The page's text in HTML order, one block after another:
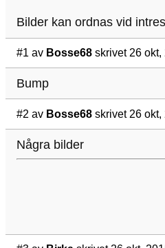
Bilder kan ordnas vid
#1 av Bosse68 skrivet 26 okt,
Bump
#2 av Bosse68 skrivet 26 okt,
Några bilder